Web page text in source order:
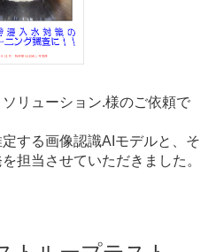
リューション.様のご依頼で
する画像認識AIモデルと、そ
担当させていただきました。